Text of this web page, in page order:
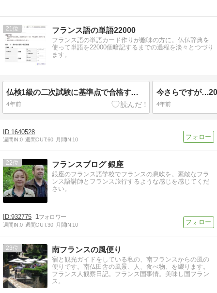
21 フランス語の単語22000
フランス語の単語カード作りが趣味の方に。仏仏辞典を
使って単語を22000個暗記するまでの過程を淡々とつづり
ます。
仏検1級の二次試験に基準点で合格する方法
4年前 4年前
1640528
週間IN:0 週間OUT:60 月間IN:10
22 フランスブログ 銀座
銀座のフランス語学校でフランスの息吹を。素敵なフラ
ンス語講師とフランス旅行するような感じを感じてくだ
さい。
932775 1
週間IN:0 週間OUT:30 月間IN:10
23 南フランスの風便り
宿と観光ガイドをしている私の、南フランスからの風の
便りです。南仏田舎の風景、人、食べ物、を綴ります。
フランス人観察日記。フランス国事情。美味し国フラン
ス。